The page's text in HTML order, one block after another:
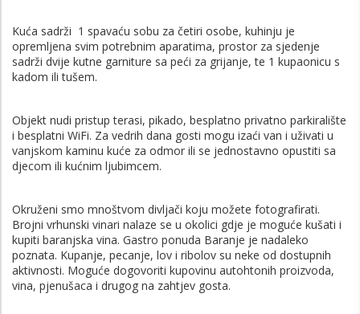
Kuća sadrži 1 spavaću sobu za četiri osobe, kuhinju je
opremljena svim potrebnim aparatima, prostor za sjedenje
sadrži dvije kutne garniture sa peći za grijanje, te 1 kupaonicu s
kadom ili tušem.
Objekt nudi pristup terasi, pikado, besplatno privatno parkiralište
i besplatni WiFi. Za vedrih dana gosti mogu izaći van i uživati ​​u
vanjskom kaminu kuće za odmor ili se jednostavno opustiti sa
djecom ili kućnim ljubimcem.
Okruženi smo mnoštvom divljači koju možete fotografirati.
Brojni vrhunski vinari nalaze se u okolici gdje je moguće kušati i
kupiti baranjska vina. Gastro ponuda Baranje je nadaleko
poznata. Kupanje, pecanje, lov i ribolov su neke od dostupnih
aktivnosti. Moguće dogovoriti kupovinu autohtonih proizvoda,
vina, pjenušaca i drugog na zahtjev gosta.